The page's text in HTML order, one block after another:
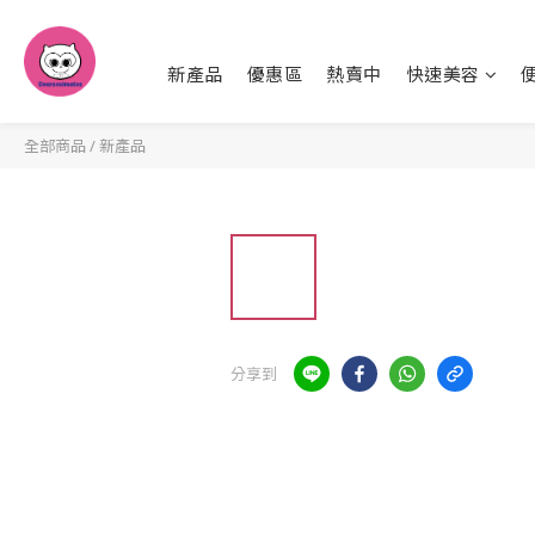
新產品 優惠區 熱賣中 快速美容
全部商品 /新產品
分享到